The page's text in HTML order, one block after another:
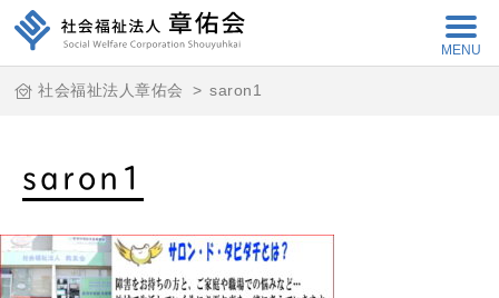
MENU
社会福祉法人章佑会 > saron1
saron1